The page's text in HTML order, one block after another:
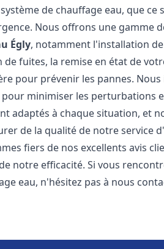
de chauffage eau, que ce
Nous offrons une gamme
Égly, notamment l'installation
fuites, la remise en état de
pour prévenir les pannes.
minimiser les perturbations
adaptés à chaque situation, et
de la qualité de notre service d'
fiers de nos excellents avis
notre efficacité. Si vous
eau, n'hésitez pas à nous